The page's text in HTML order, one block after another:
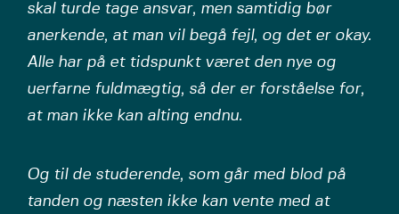
skal turde tage ansvar, men samtidig bør
anerkende, at man vil begå fejl, og det er okay.
Alle har på et tidspunkt været den nye og
uerfarne fuldmægtig, så der er forståelse for,
at man ikke kan alting endnu.
Og til de studerende, som går med blod på
tanden og næsten ikke kan vente med at